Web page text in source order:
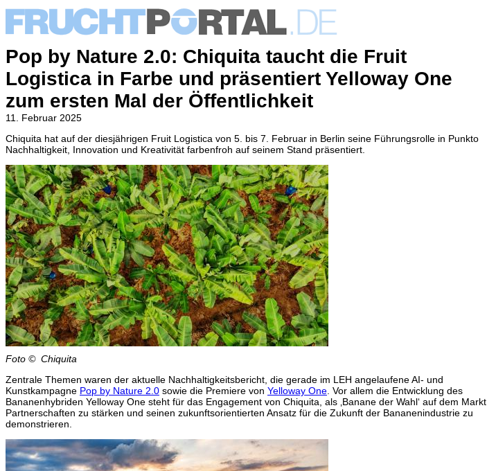
Pop by Nature 2.0: Chiquita taucht die Fruit
Logistica in Farbe und präsentiert Yelloway One
zum ersten Mal der Öffentlichkeit
11. Februar 2025
Chiquita hat auf der diesjährigen Fruit Logistica von 5. bis 7. Februar in Berlin seine Führungsrolle in Punkto
Nachhaltigkeit, Innovation und Kreativität farbenfroh auf seinem Stand präsentiert.
Foto © Chiquita
Zentrale Themen waren der aktuelle Nachhaltigkeitsbericht, die gerade im LEH angelaufene AI- und
Kunstkampagne Pop by Nature 2.0 sowie die Premiere von Yelloway One . Vor allem die Entwicklung des
Bananenhybriden Yelloway One steht für das Engagement von Chiquita, als ‚Banane der Wahl‘ auf dem Markt
Partnerschaften zu stärken und seinen zukunftsorientierten Ansatz für die Zukunft der Bananenindustrie zu
demonstrieren.